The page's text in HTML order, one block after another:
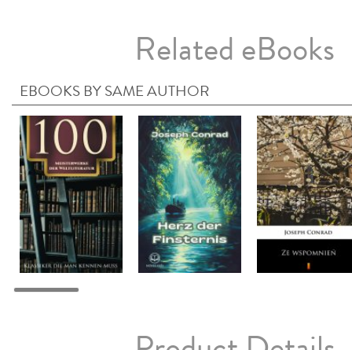
Related eBooks
EBOOKS BY SAME AUTHOR